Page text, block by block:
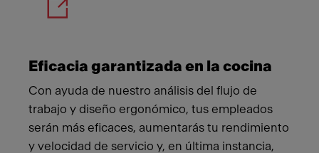
Eficacia garantizada en la cocina
Con ayuda de nuestro análisis del flujo de
trabajo y diseño ergonómico, tus empleados
serán más eficaces, aumentarás tu rendimiento
y velocidad de servicio y, en última instancia,